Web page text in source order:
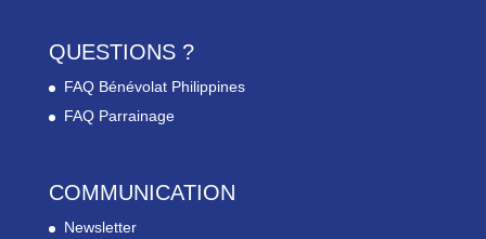
QUESTIONS ?
FAQ Bénévolat Philippines
FAQ Parrainage
COMMUNICATION
Newsletter